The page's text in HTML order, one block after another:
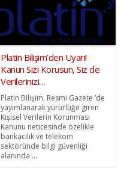
Platin Bilişim’den Uyarı!
Kanun Sizi Korusun, Siz de
Verilerinizi…
Platin Bilişim, Resmi Gazete ’de
yayımlanarak yürürlüğe giren
Kişisel Verilerin Korunması
Kanunu neticesinde özelikle
bankacılık ve telekom
sektöründe bilgi güvenliği
alanında ...